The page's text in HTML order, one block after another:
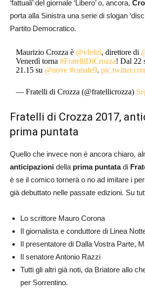
‘fattuali’ del giornale ‘Libero’ o, ancora,
porta alla Sinistra una serie di slogan
Partito Democratico.
Maurizio Crozza è @vfeltri, direttore di
Venerdì torna#FratelliDiCrozza! Dal 22
21.15 su @nove #canale9.
— Fratelli di Crozza (@fratellicrozza)
Fratelli di Crozza 2017,
prima puntata
Quello che invece non è ancora chiaro,
anticipazioni della prima puntatadi
è se il comico tornerà o no ad imitare i
già debuttato nelle passate edizioni. Su
Lo scrittore Mauro Corona
Il giornalista e conduttore di Linea
Il presentatore di Dalla Vostra Parte,
Il senatore Antonio Razzi
Tutti gli altri già noti, da Briatore allo
per Sorrentino.